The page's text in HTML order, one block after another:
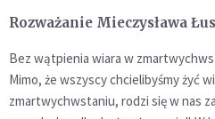
Rozważanie Mieczysława
Bez wątpienia wiara w
Mimo, że wszyscy chcielibyśmy żyć
zmartwychwstaniu, rodzi się w nas